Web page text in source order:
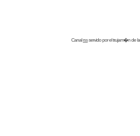
Canalrssservido por eltrujam�nde